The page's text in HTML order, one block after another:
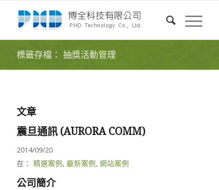
標籤存檔： 抽獎活動管理
文章
震旦通訊 (AURORA COMM)
2014/09/20
在： 精選案例, 最新案例, 網站案例
公司簡介